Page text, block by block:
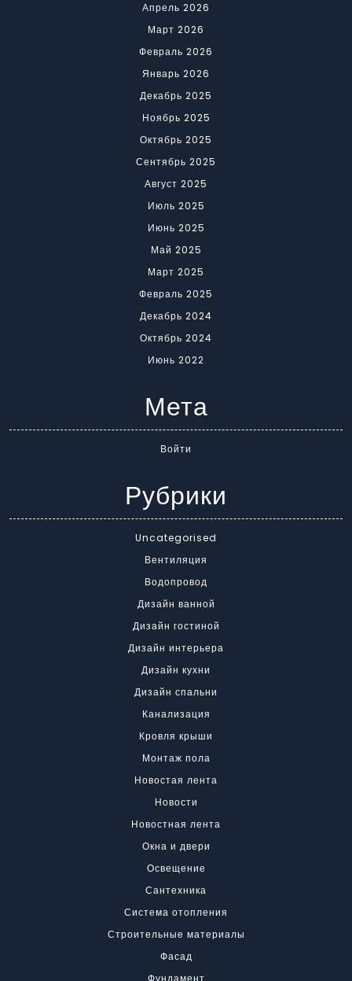
Апрель 2026
Март 2026
Февраль 2026
Январь 2026
Декабрь 2025
Ноябрь 2025
Октябрь 2025
Сентябрь 2025
Август 2025
Июль 2025
Июнь 2025
Май 2025
Март 2025
Февраль 2025
Декабрь 2024
Октябрь 2024
Июнь 2022
Мета
Войти
Рубрики
Uncategorised
Вентиляция
Водопровод
Дизайн ванной
Дизайн гостиной
Дизайн интерьера
Дизайн кухни
Дизайн спальни
Канализация
Кровля крыши
Монтаж пола
Новостая лента
Новости
Новостная лента
Окна и двери
Освещение
Сантехника
Система отопления
Строительные материалы
Фасад